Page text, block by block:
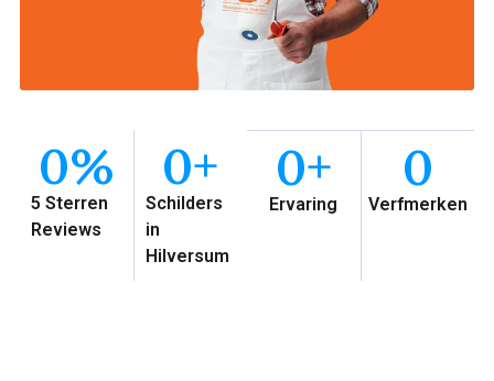
5 Sterren
Reviews
0%
Schilders
in
Hilversum
0+
Ervaring
0+
Verfmerken
0